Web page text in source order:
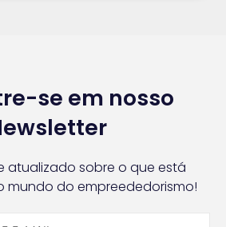
se em nosso
atualizado sobre o que está
do empreededorismo!